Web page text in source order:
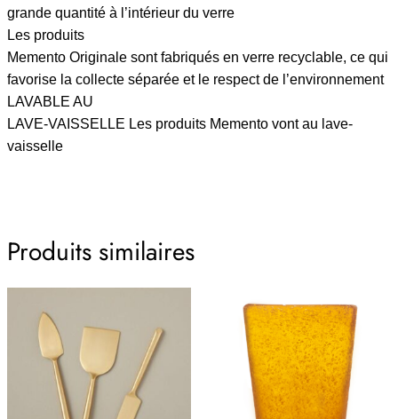
grande quantité à l’intérieur du verre
Les produits
Memento Originale sont fabriqués en verre recyclable, ce qui
favorise la collecte séparée et le respect de l’environnement
LAVABLE AU
LAVE-VAISSELLE Les produits Memento vont au lave-
vaisselle
Produits similaires